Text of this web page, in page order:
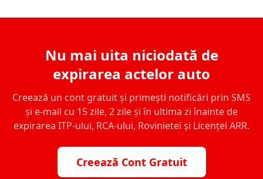
Nu mai uita niciodată de
expirarea actelor auto
Creează un cont gratuit și primești notificări prin SMS
și e-mail cu 15 zile, 2 zile și în ultima zi înainte de
expirarea ITP-ului, RCA-ului, Rovinietei și Licenței ARR.
Creează Cont Gratuit